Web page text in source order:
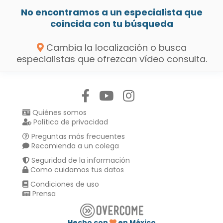
No encontramos a un especialista que
coincida con tu búsqueda
Cambia la localización o busca
especialistas que ofrezcan vídeo consulta.
Quiénes somos
Política de privacidad
Preguntas más frecuentes
Recomienda a un colega
Seguridad de la información
Como cuidamos tus datos
Condiciones de uso
Prensa